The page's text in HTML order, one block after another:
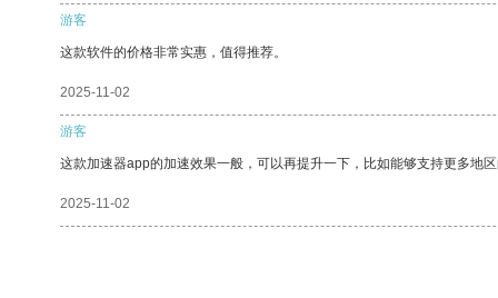
游客
这款软件的价格非常实惠，值得推荐。
2025-11-02
游客
这款加速器app的加速效果一般，可以再提升一下，比如能够支持更多地区
2025-11-02